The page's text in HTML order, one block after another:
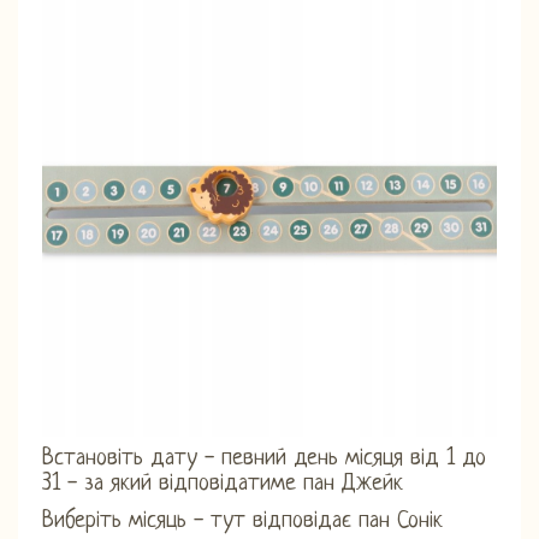
Встановіть дату - певний день місяця від 1 до
31 - за який відповідатиме пан Джейк
Виберіть місяць - тут відповідає пан Сонік